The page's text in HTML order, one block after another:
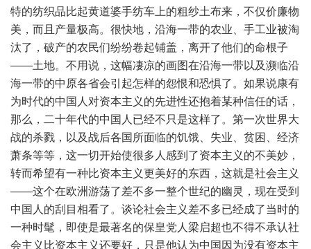
特的纺织品比起黄道婆手纺车上的粗纱土布来，不仅价廉物
美，而且产量极高。很快地，沿海一带的农业、手工业被淘
汰了，破产的农民们纷纷卷起铺盖，离开了他们的命根子
——土地。不用说，这幅凄凉的画图在沿海一带以及濒临沿
海一带的中原各省会引起怎样的怨恨和恐惧了。如果说康有
为时代的中国人对资本主义的先进性还抱着某种信任的话，
那么，二十年代的中国人已经不只是这样了。第一次世界大
战的杀戮，以及战后各国所面临的饥饿、失业、贫困、经济
萧条等等，这一切开始使很多人感到了资本主义的不美妙，
转而希望有一种比资本主义更美好的东西，这就是社会主义
——这个在欧洲游荡了差不多一整个世纪的幽灵，现在受到
中国人的刮目相看了。谈论社会主义差不多已经成了当时的
一种时髦，即使是最著名的保皇党人梁启超也不得不承认社
会主义比资本主义还要好，只是他认为中国因为没有资本主